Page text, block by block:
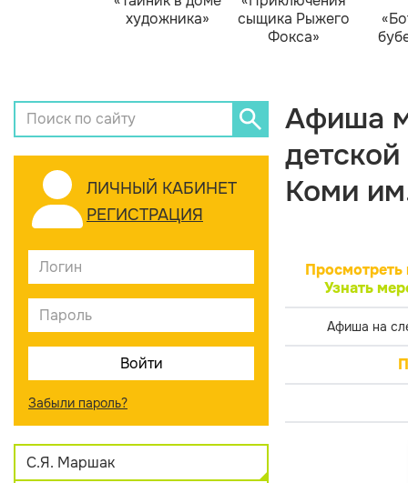
художника»
сыщика Рыжего
Фокса»
ЛИЧНЫЙ КАБИНЕТ
РЕГИСТРАЦИЯ
Забыли пароль?
С.Я. Маршак
Афиша
Коми
Просмотреть
Узнать
Афиша на